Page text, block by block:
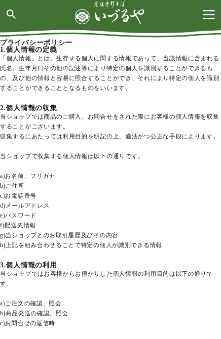
search
プライバシーポリシー
1.個人情報の定義
「個人情報」とは、生存する個人に関する情報であって、当該情報に含まれる
氏名、生年月日その他の記述等により特定の個人を識別することができるも
の、及び他の情報と容易に照合することができ、それにより特定の個人を識別
することができることとなるものをいいます。
2.個人情報の収集
当ショップでは商品のご購入、お問合せをされた際にお客様の個人情報を収集
することがございます。
収集するにあたっては利用目的を明記の上、適法かつ公正な手段によります。
当ショップで収集する個人情報は以下の通りです。
a)お名前、フリガナ
b)ご住所
c)お電話番号
d)メールアドレス
e)パスワード
f)配送先情報
g)当ショップとのお取引履歴及びその内容
h)上記を組み合わせることで特定の個人が識別できる情報
3.個人情報の利用
当ショップではお客様からお預かりした個人情報の利用目的は以下の通りで
す。
a)ご注文の確認、照会
b)商品発送の確認、照会
c)お問合せの返信時